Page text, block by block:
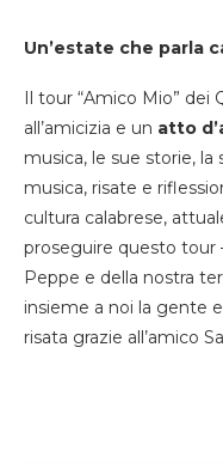
Un’estate che parla
Il tour “Amico Mio”
all’amicizia e un atto
musica, le sue storie,
musica, risate e
cultura calabrese,
proseguire questo tour
Peppe e della nostra
insieme a noi la gente
risata grazie all’amico